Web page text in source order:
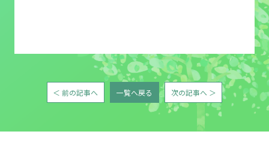
＜ 前の記事へ 一覧へ戻る 次の記事へ ＞